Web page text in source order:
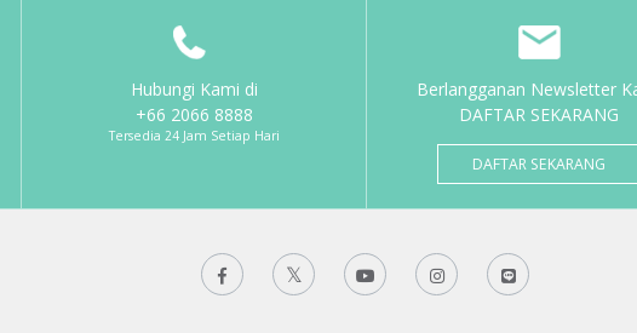
Hubungi Kami di
+66 2066 8888
Tersedia 24 Jam Setiap Hari
Berlangganan Newsletter
DAFTAR SEKARANG
DAFTAR SEKARANG